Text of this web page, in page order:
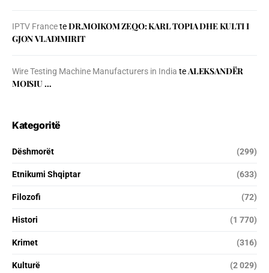
IPTV FranceteDR.MOIKOM ZEQO: KARL TOPIA DHE KULTI I
GJON VLADIMIRIT
Wire Testing Machine Manufacturers in India teALEKSANDËR
MOISIU …
Kategoritë
Dëshmorët (299)
Etnikumi Shqiptar (633)
Filozofi (72)
Histori (1 770)
Krimet (316)
Kulturë (2 029)